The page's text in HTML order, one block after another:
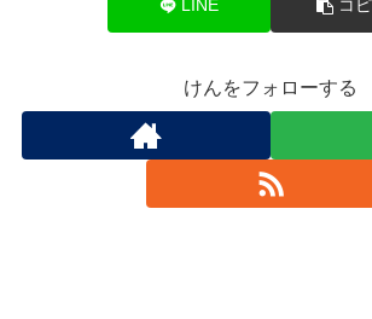
LINE コ
けんをフォローする